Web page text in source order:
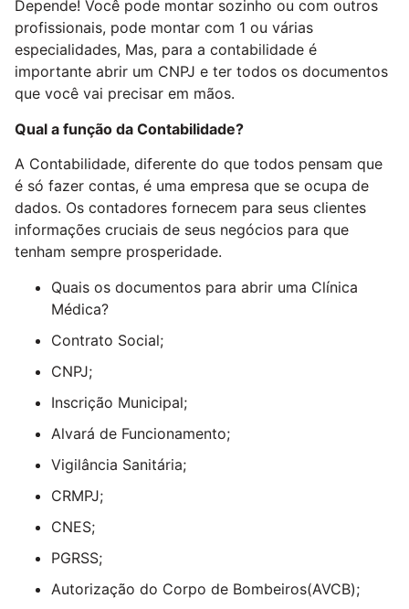
Depende! Você pode montar sozinho ou com outros
profissionais, pode montar com 1 ou várias
especialidades, Mas, para a contabilidade é
importante abrir um CNPJ e ter todos os documentos
que você vai precisar em mãos.
Qual a função da Contabilidade?
A Contabilidade, diferente do que todos pensam que
é só fazer contas, é uma empresa que se ocupa de
dados. Os contadores fornecem para seus clientes
informações cruciais de seus negócios para que
tenham sempre prosperidade.
Quais os documentos para abrir uma Clínica
Médica?
Contrato Social;
CNPJ;
Inscrição Municipal;
Alvará de Funcionamento;
Vigilância Sanitária;
CRMPJ;
CNES;
PGRSS;
Autorização do Corpo de Bombeiros(AVCB);